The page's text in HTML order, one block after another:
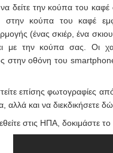
δείτε την κούπα του
κούπα του καφέ
(ένας σκιέρ, ένα
με την κούπα σας. Οι
στην οθόνη του
επίσης φωτογραφίες
αλλά και να διεκδικήσετε
στις ΗΠΑ, δοκιμάστε